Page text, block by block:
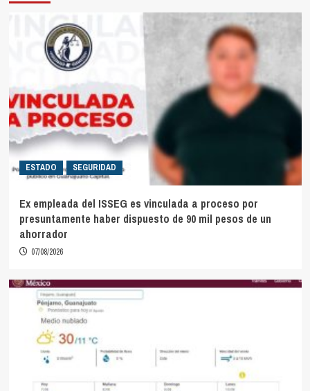
ESTADO SEGURIDAD
Ex empleada del ISSEG es vinculada a proceso por
presuntamente haber dispuesto de 90 mil pesos de un
ahorrador
07/08/2026